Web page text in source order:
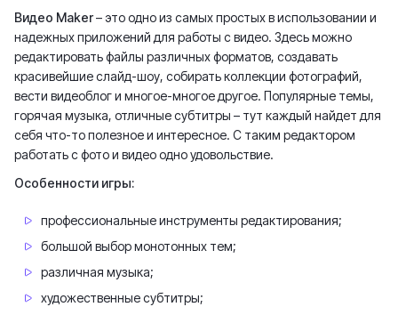
Видео Maker– это одно из самых простых в использовании и
надежных приложений для работы с видео. Здесь можно
редактировать файлы различных форматов, создавать
красивейшие слайд-шоу, собирать коллекции фотографий,
вести видеоблог и многое-многое другое. Популярные темы,
горячая музыка, отличные субтитры – тут каждый найдет для
себя что-то полезное и интересное. С таким редактором
работать с фото и видео одно удовольствие.
Особенности игры:
профессиональные инструменты редактирования;
большой выбор монотонных тем;
различная музыка;
художественные субтитры;